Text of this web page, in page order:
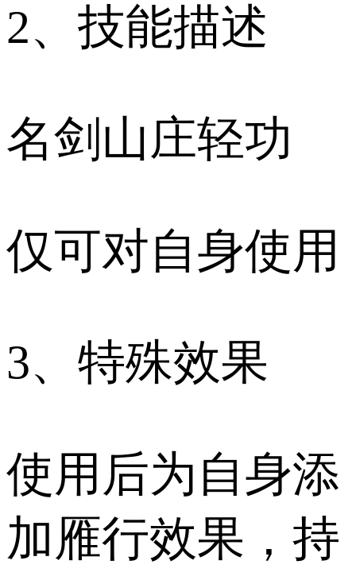
2、技能描述
名剑山庄轻功
仅可对自身使用
3、特殊效果
使用后为自身添
加雁行效果，持